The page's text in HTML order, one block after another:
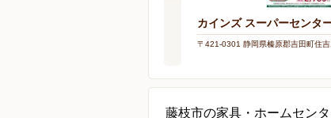
カインズ スーパーセンタ
〒421-0301 静岡県榛原郡吉田町住
藤枝市の家具・ホームセン